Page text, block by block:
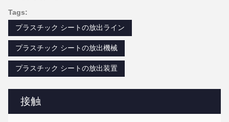
接触
Tags:
プラスチック シートの放出ライン
プラスチック シートの放出機械
プラスチック シートの放出装置